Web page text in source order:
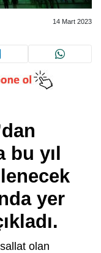
14 Mart 2023
yıl
yer
olan